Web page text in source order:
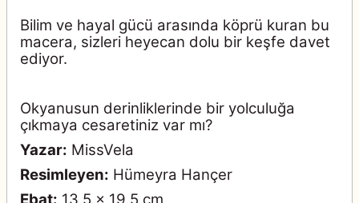
Bilim ve hayal gücü arasında köprü kuran bu
macera, sizleri heyecan dolu bir keşfe davet
ediyor.
Okyanusun derinliklerinde bir yolculuğa
çıkmaya cesaretiniz var mı?
Yazar: MissVela
Resimleyen: Hümeyra Hançer